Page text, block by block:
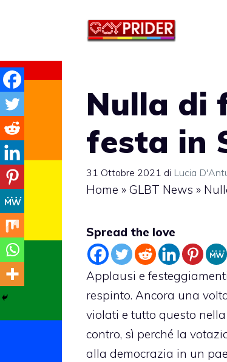
Nulla di
festa in
31 Ottobre 2021 di Lucia
Home » GLBT News »
Spread the love
Applausi e
respinto. Ancora una
violati e tutto questo nella
contro, sì perché la
alla democrazia in un